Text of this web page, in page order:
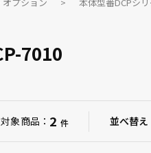
7010
対象商品： 2 件 並べ替え